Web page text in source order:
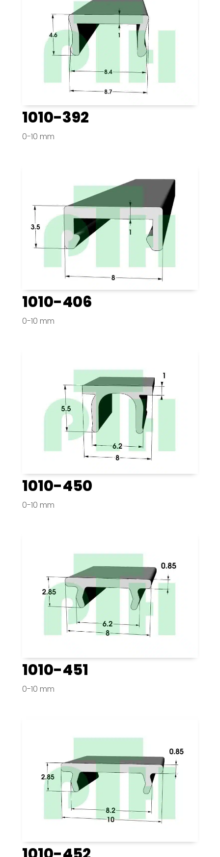
1010-392
0-10 mm
1010-406
0-10 mm
1010-450
0-10 mm
1010-451
0-10 mm